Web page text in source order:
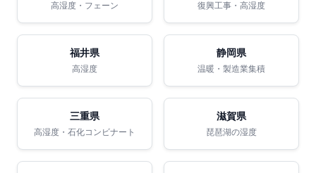
高湿度・フェーン 復興工事・高湿度
福井県
高湿度
静岡県
温暖・製造業集積
三重県
高湿度・石化コンビナート
滋賀県
琵琶湖の湿度